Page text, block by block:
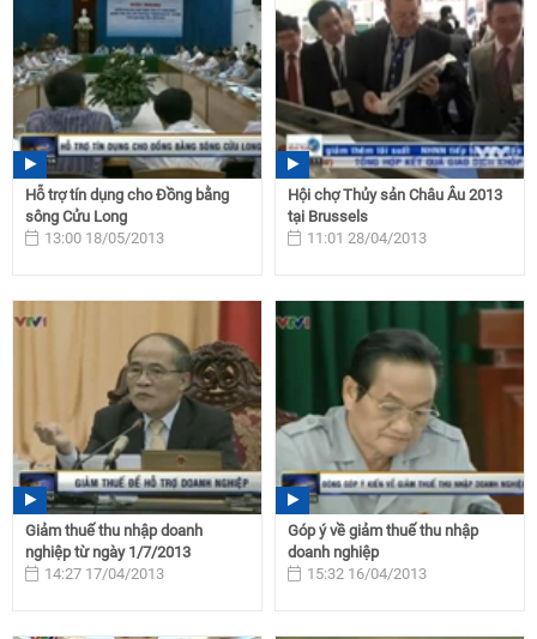
Hỗ trợ tín dụng cho Đồng bằng
sông Cửu Long
13:00 18/05/2013
Hội chợ Thủy sản Châu Âu 2013
tại Brussels
11:01 28/04/2013
Giảm thuế thu nhập doanh
nghiệp từ ngày 1/7/2013
14:27 17/04/2013
Góp ý về giảm thuế thu nhập
doanh nghiệp
15:32 16/04/2013